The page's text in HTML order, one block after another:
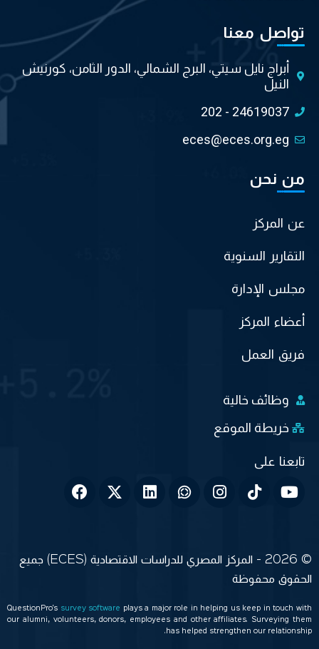
تواصل معنا
أبراج نايل سيتي، البرج الشمالي، الدور الثامن، كورنيش
النيل
202 - 24619037
eces@eces.org.eg
من نحن
عن المركز
التقارير السنوية
مجلس الإدارة
أعضاء المركز
فريق العمل
وظائف خالية
خريطة الموقع
© 2026 - المركز المصري للدراسات الاقتصادية (ECES) جميع
الحقوق محفوظة
QuestionPro’s survey software
plays a major role in helping us keep in touch with
our alumni, volunteers, donors, employees and other affiliates. Surveying them
has helped strengthen our relationship.